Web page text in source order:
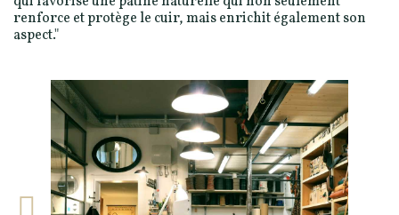
renforce et protège le cuir, mais enrichit également son
aspect."